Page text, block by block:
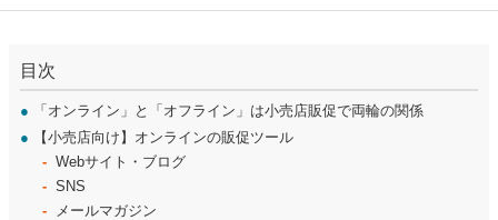
目次
● 「オンライン」と「オフライン」は小売店販促で両輪の関係
● 【小売店向け】オンラインの販促ツール
Webサイト・ブログ
SNS
メールマガジン